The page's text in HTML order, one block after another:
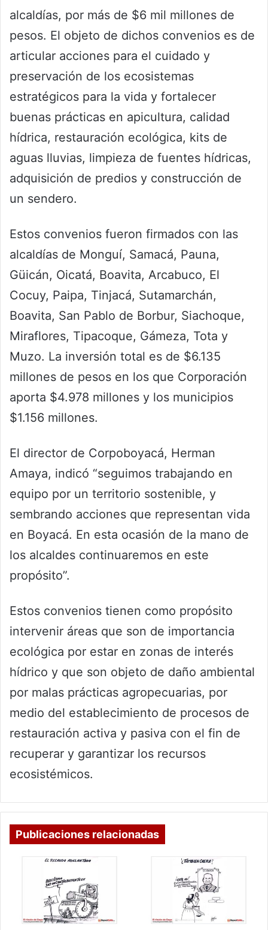
alcaldías, por más de $6 mil millones de
pesos. El objeto de dichos convenios es de
articular acciones para el cuidado y
preservación de los ecosistemas
estratégicos para la vida y fortalecer
buenas prácticas en apicultura, calidad
hídrica, restauración ecológica, kits de
aguas lluvias, limpieza de fuentes hídricas,
adquisición de predios y construcción de
un sendero.
Estos convenios fueron firmados con las
alcaldías de Monguí, Samacá, Pauna,
Güicán, Oicatá, Boavita, Arcabuco, El
Cocuy, Paipa, Tinjacá, Sutamarchán,
Boavita, San Pablo de Borbur, Siachoque,
Miraflores, Tipacoque, Gámeza, Tota y
Muzo. La inversión total es de $6.135
millones de pesos en los que Corporación
aporta $4.978 millones y los municipios
$1.156 millones.
El director de Corpoboyacá, Herman
Amaya, indicó “seguimos trabajando en
equipo por un territorio sostenible, y
sembrando acciones que representan vida
en Boyacá. En esta ocasión de la mano de
los alcaldes continuaremos en este
propósito”.
Estos convenios tienen como propósito
intervenir áreas que son de importancia
ecológica por estar en zonas de interés
hídrico y que son objeto de daño ambiental
por malas prácticas agropecuarias, por
medio del establecimiento de procesos de
restauración activa y pasiva con el fin de
recuperar y garantizar los recursos
ecosistémicos.
Publicaciones relacionadas